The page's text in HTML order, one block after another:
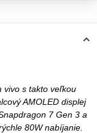
vivo s takto veľkou
AMOLED displej
7 Gen 3 a
80W nabíjanie.